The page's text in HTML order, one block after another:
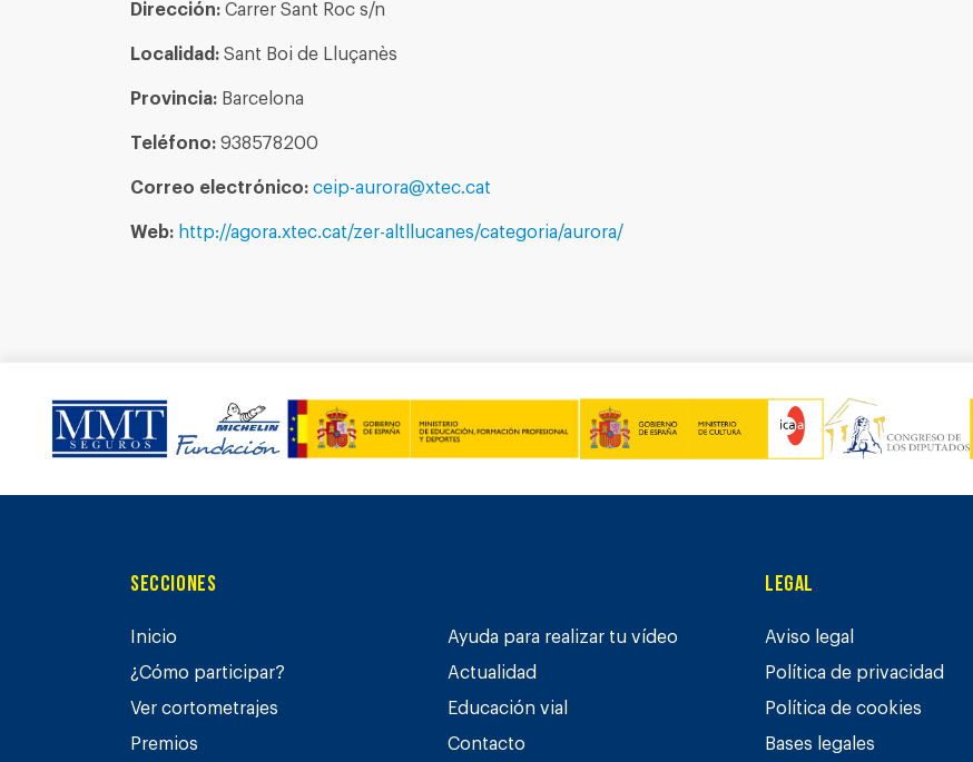
Dirección: Carrer Sant Roc s/n
Localidad: Sant Boi de Lluçanès
Provincia: Barcelona
Teléfono: 938578200
Correo electrónico: ceip-aurora@xtec.cat
Web: http://agora.xtec.cat/zer-altllucanes/categoria/aurora/
Secciones
Inicio
¿Cómo participar?
Ver cortometrajes
Premios
Ayuda para realizar tu vídeo
Actualidad
Educación vial
Contacto
Legal
Aviso legal
Política de privacidad
Política de cookies
Bases legales